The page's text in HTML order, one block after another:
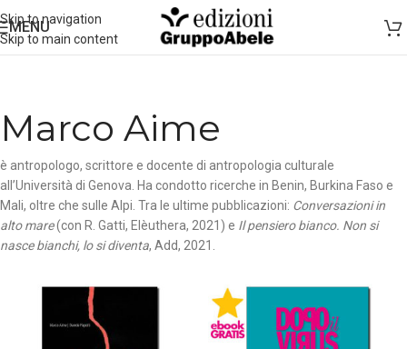
Skip to navigation
Skip to main content
MENU
Marco Aime
è antropologo, scrittore e docente di antropologia culturale
all’Università di Genova. Ha condotto ricerche in Benin, Burkina Faso e
Mali, oltre che sulle Alpi. Tra le ultime pubblicazioni: Conversazioni in
alto mare(con R. Gatti, Elèuthera, 2021) e Il pensiero bianco. Non si
nasce bianchi, lo si diventa, Add, 2021.